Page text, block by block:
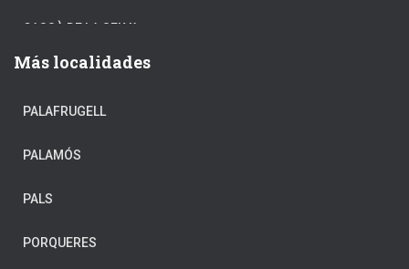
CASSÀ DE LA SELVA
CASTELL-PLATJA D’ARO
CELRÀ
CORNELLÀ DE TERRI
CRUÏLLES
FIGUERES
Más localidades
PALAFRUGELL
PALAMÓS
PALS
PORQUERES